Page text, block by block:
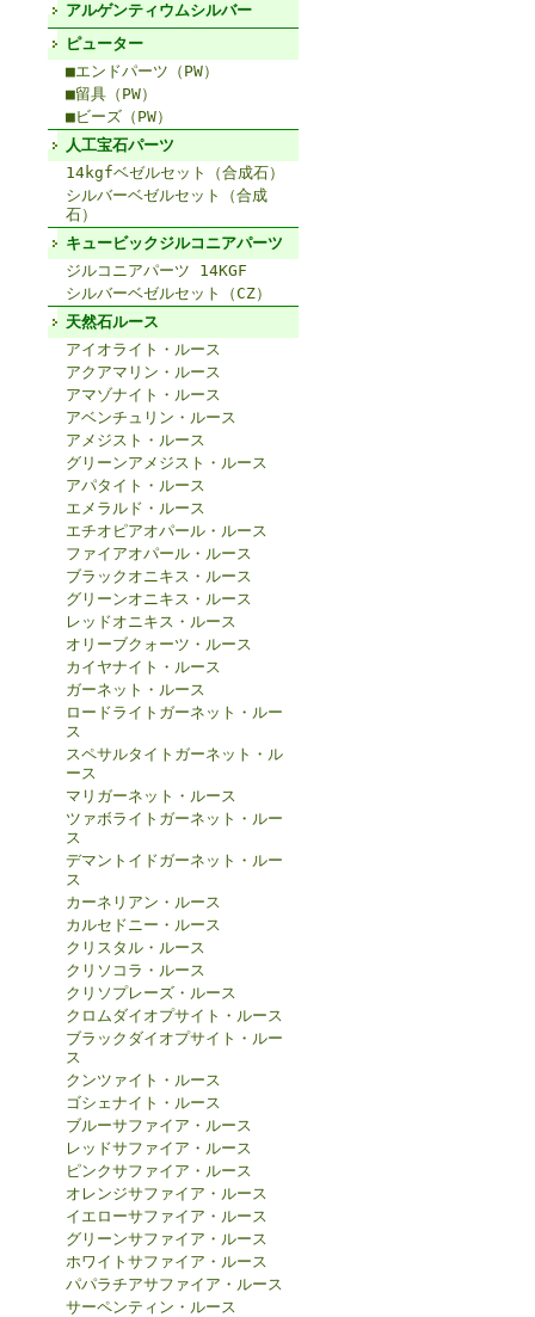
アルゲンティウムシルバー
ピューター
■エンドパーツ（PW）
■留具（PW）
■ビーズ（PW）
人工宝石パーツ
14kgfベゼルセット（合成石）
シルバーベゼルセット（合成
石）
キュービックジルコニアパーツ
ジルコニアパーツ 14KGF
シルバーベゼルセット（CZ）
天然石ルース
アイオライト・ルース
アクアマリン・ルース
アマゾナイト・ルース
アベンチュリン・ルース
アメジスト・ルース
グリーンアメジスト・ルース
アパタイト・ルース
エメラルド・ルース
エチオピアオパール・ルース
ファイアオパール・ルース
ブラックオニキス・ルース
グリーンオニキス・ルース
レッドオニキス・ルース
オリーブクォーツ・ルース
カイヤナイト・ルース
ガーネット・ルース
ロードライトガーネット・ルー
ス
スペサルタイトガーネット・ル
ース
マリガーネット・ルース
ツァボライトガーネット・ルー
ス
デマントイドガーネット・ルー
ス
カーネリアン・ルース
カルセドニー・ルース
クリスタル・ルース
クリソコラ・ルース
クリソプレーズ・ルース
クロムダイオプサイト・ルース
ブラックダイオプサイト・ルー
ス
クンツァイト・ルース
ゴシェナイト・ルース
ブルーサファイア・ルース
レッドサファイア・ルース
ピンクサファイア・ルース
オレンジサファイア・ルース
イエローサファイア・ルース
グリーンサファイア・ルース
ホワイトサファイア・ルース
パパラチアサファイア・ルース
サーペンティン・ルース